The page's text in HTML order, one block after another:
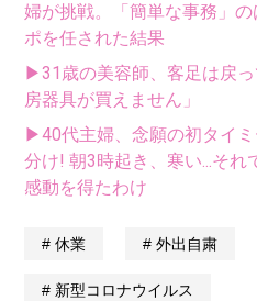
婦が挑戦。「簡単な事務」
ポを任された結果
▶31歳の美容師、客足は戻
房器具が買えません」
▶40代主婦、念願の初タイ
分け! 朝3時起き、寒い...それ
感動を得たわけ
休業 外出自粛
新型コロナウイルス